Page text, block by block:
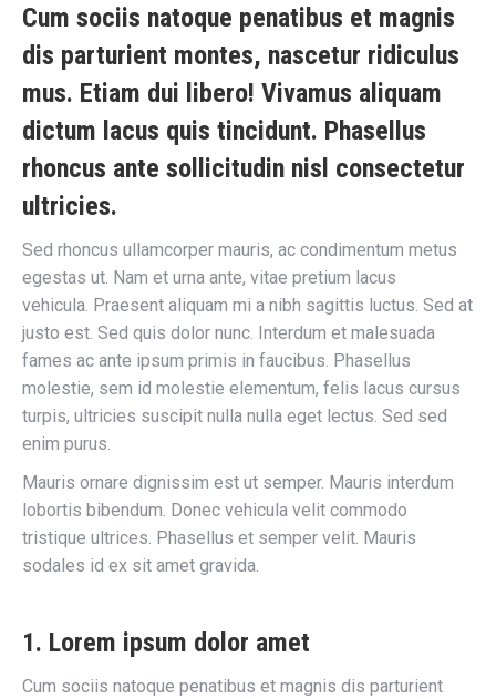
Cum sociis natoque penatibus et magnis
dis parturient montes, nascetur ridiculus
mus. Etiam dui libero! Vivamus aliquam
dictum lacus quis tincidunt. Phasellus
rhoncus ante sollicitudin nisl consectetur
ultricies.
Sed rhoncus ullamcorper mauris, ac condimentum metus
egestas ut. Nam et urna ante, vitae pretium lacus
vehicula. Praesent aliquam mi a nibh sagittis luctus. Sed at
justo est. Sed quis dolor nunc. Interdum et malesuada
fames ac ante ipsum primis in faucibus. Phasellus
molestie, sem id molestie elementum, felis lacus cursus
turpis, ultricies suscipit nulla nulla eget lectus. Sed sed
enim purus.
Mauris ornare dignissim est ut semper. Mauris interdum
lobortis bibendum. Donec vehicula velit commodo
tristique ultrices. Phasellus et semper velit. Mauris
sodales id ex sit amet gravida.
1. Lorem ipsum dolor amet
Cum sociis natoque penatibus et magnis dis parturient